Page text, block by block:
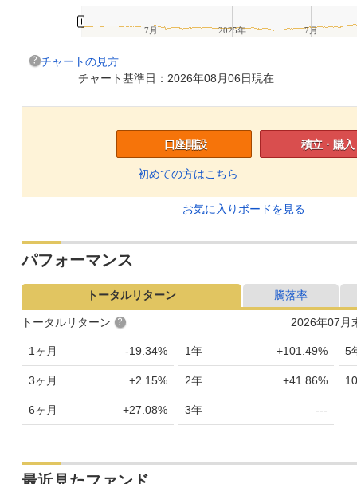
7月 2025年 7月
チャートの見方
チャート基準日：2026年08月06日現在
口座開設
初めての方はこちら
積立・購入
お気に入りボードを見る
パフォーマンス
トータルリターン 騰落率
2026年07月
トータルリターン
1ヶ月 -19.34%
3ヶ月 +2.15%
6ヶ月 +27.08%
1年 +101.49%
2年 +41.86%
3年 ---
5